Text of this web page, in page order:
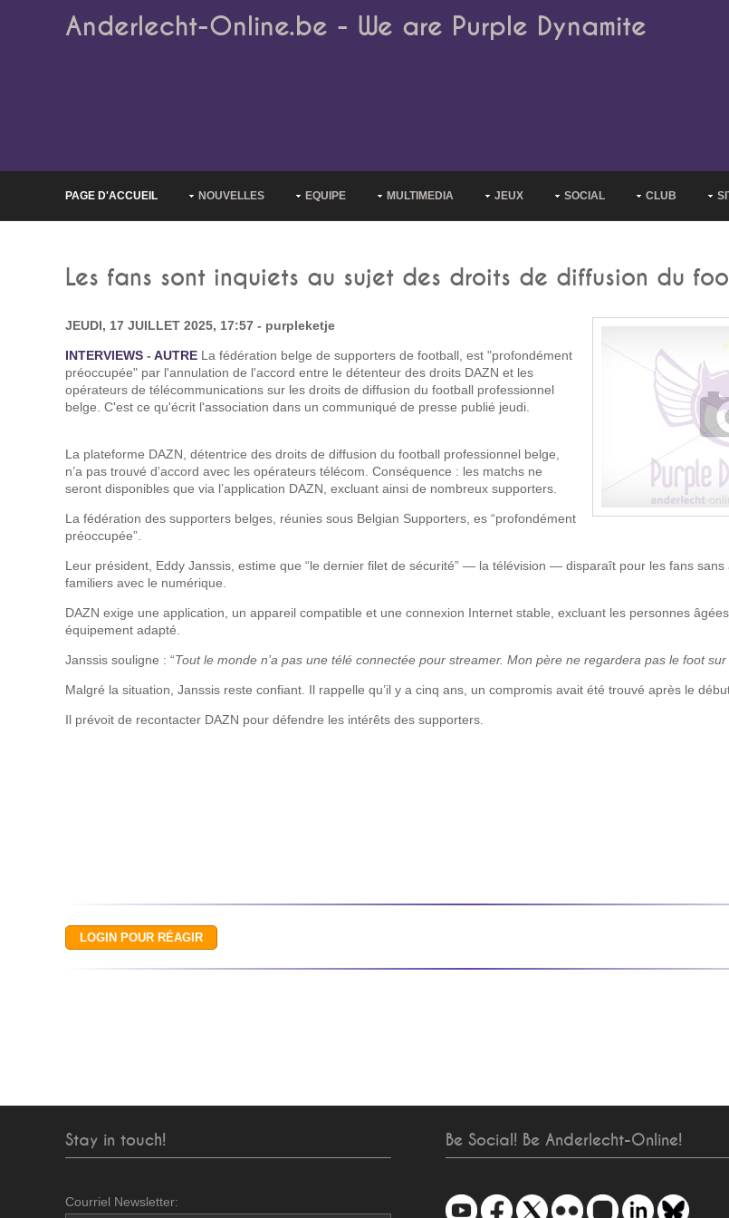
Anderlecht-Online.be - We are Purple Dynamite
PAGE D'ACCUEIL NOUVELLES EQUIPE MULTIMEDIA JEUX SOCIAL CLUB
Les fans sont inquiets au sujet des droits de diffusion du
JEUDI, 17 JUILLET 2025, 17:57 - purpleketje
INTERVIEWS - AUTRE La fédération belge de supporters de football, est "profondément
préoccupée" par l'annulation de l'accord entre le détenteur des droits DAZN et les
opérateurs de télécommunications sur les droits de diffusion du football professionnel
belge. C'est ce qu'écrit l'association dans un communiqué de presse publié jeudi.
La plateforme DAZN, détentrice des droits de diffusion du football professionnel belge,
n’a pas trouvé d’accord avec les opérateurs télécom. Conséquence : les matchs ne
seront disponibles que via l’application DAZN, excluant ainsi de nombreux supporters.
La fédération des supporters belges, réunies sous Belgian Supporters, es “profondément
préoccupée”.
Leur président, Eddy Janssis, estime que “le dernier filet de sécurité” — la télévision — disparaît pour les fans sans
familiers avec le numérique.
DAZN exige une application, un appareil compatible et une connexion Internet stable, excluant les personnes
équipement adapté.
Janssis souligne : “Tout le monde n’a pas une télé connectée pour streamer. Mon père ne regardera pas le foot
Malgré la situation, Janssis reste confiant. Il rappelle qu’il y a cinq ans, un compromis avait été trouvé après le
Il prévoit de recontacter DAZN pour défendre les intérêts des supporters.
Stay in touch!
Courriel Newsletter:
Be Social! Be Anderlecht-Online!